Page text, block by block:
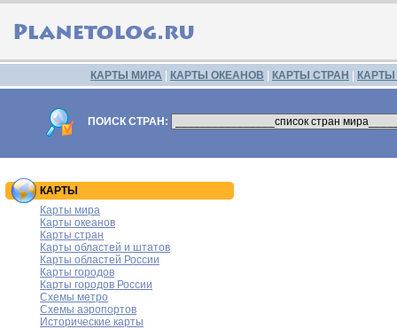
КАРТЫ МИРА КАРТЫ ОКЕАНОВ КАРТЫ СТРАН
ПОИСК СТРАН:
КАРТЫ
Карты мира
Карты океанов
Карты стран
Карты областей и штатов
Карты областей России
Карты городов
Карты городов России
Схемы метро
Схемы аэропортов
Исторические карты